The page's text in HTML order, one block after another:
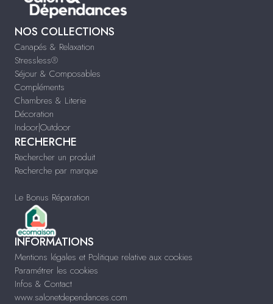
NOS COLLECTIONS
Canapés & Relaxation
Stressless®
Séjour & Composables
Compléments
Chambres & Literie
Décoration
Indoor|Outdoor
RECHERCHE
Rechercher un produit
Recherche par marque
Le Bonus Réparation
INFORMATIONS
Mentions légales et Politique relative aux cookies
Paramétrer les cookies
Infos & Contact
www.salonetdependances.com